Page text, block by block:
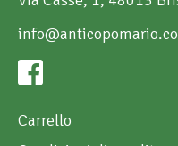
Carrello